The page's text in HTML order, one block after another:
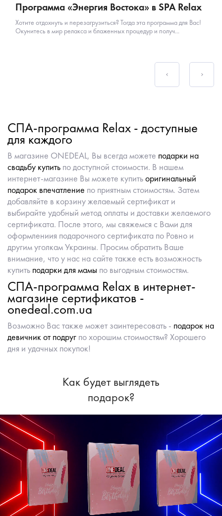
Программа «Энергия Востока» в SPA Relax
Хотите отдохнуть и перезагрузиться? Тогда эта программа для Вас!
Окунитесь в мир релакса и блаженных процедур и получ...
СПА-программа Relax - доступные
для каждого
В магазине ONEDEAL, Вы всегда можете подарки на
свадьбу купить по доступной стоимости. В нашем
интернет-магазине Вы можете купитьоригинальный
подарок впечатление по приятным стоимостям. Затем
добавляйте в корзину желаемый сертификат и
выбирайте удобный метод оплаты и доставки желаемого
сертификата. После этого, мы свяжемся с Вами для
оформлениия подарочного сертификата по Ровно и
другим уголкам Украины. Просим обратить Ваше
внимание, что у нас на сайте также есть возможность
купить подарки для мамы по выгодным стоимостям.
СПА-программа Relax в интернет-
магазине сертификатов -
onedeal.com.ua
Возможно Вас также может заинтересовать - подарок на
девичник от подруг по хорошим стоимостям? Хорошего
дня и удачных покупок!
Как будет выглядеть
подарок?